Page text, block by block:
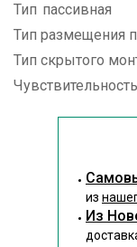
Тип пассивная
Тип размещения
Тип скрытого
Чувствительность
из
Из